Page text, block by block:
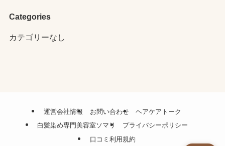
Categories
カテゴリーなし
運営会社情報 お問い合わせ
ヘアケアトーク
白髪染め専門美容室ソマリ
プライバシーポリシー
口コミ利用規約